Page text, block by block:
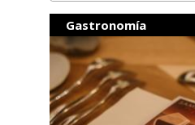
Gastronomía